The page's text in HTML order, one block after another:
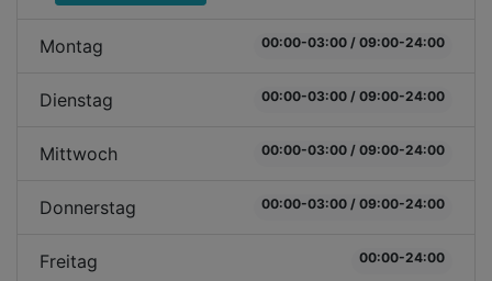
Montag 00:00-03:00 / 09:00-24:00
Dienstag 00:00-03:00 / 09:00-24:00
Mittwoch 00:00-03:00 / 09:00-24:00
Donnerstag 00:00-03:00 / 09:00-24:00
Freitag 00:00-24:00